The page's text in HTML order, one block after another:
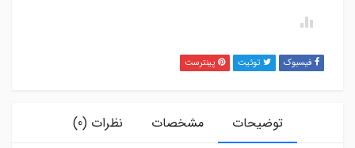
فیسبوک توئیت پینترست
توضیحات مشخصات نظرات (0)